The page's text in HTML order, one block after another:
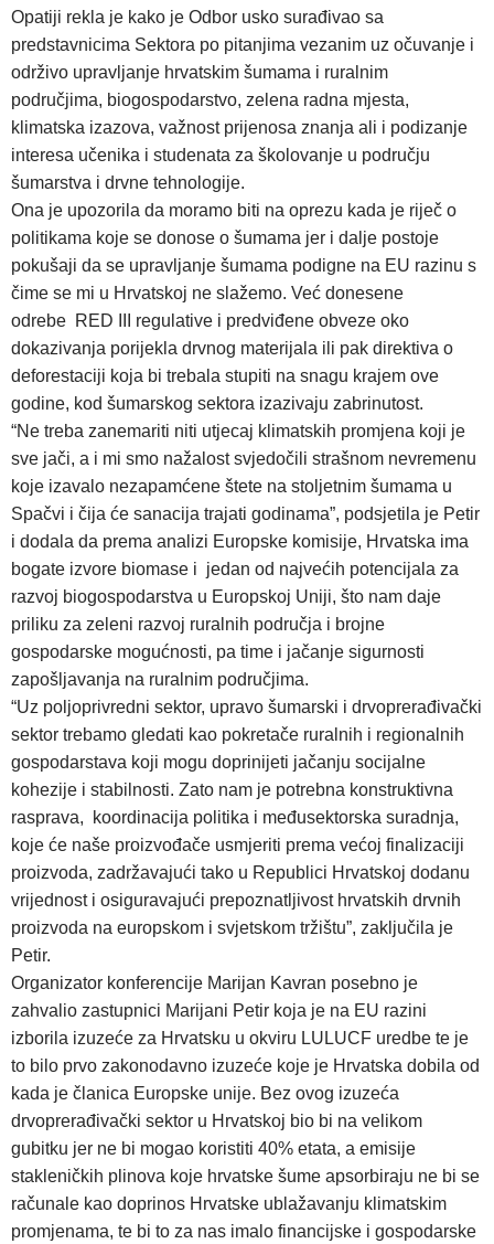
Opatiji rekla je kako je Odbor usko surađivao sa
predstavnicima Sektora po pitanjima vezanim uz očuvanje i
održivo upravljanje hrvatskim šumama i ruralnim
područjima, biogospodarstvo, zelena radna mjesta,
klimatska izazova, važnost prijenosa znanja ali i podizanje
interesa učenika i studenata za školovanje u području
šumarstva i drvne tehnologije.
Ona je upozorila da moramo biti na oprezu kada je riječ o
politikama koje se donose o šumama jer i dalje postoje
pokušaji da se upravljanje šumama podigne na EU razinu s
čime se mi u Hrvatskoj ne slažemo. Već donesene
odrebe RED III regulative i predviđene obveze oko
dokazivanja porijekla drvnog materijala ili pak direktiva o
deforestaciji koja bi trebala stupiti na snagu krajem ove
godine, kod šumarskog sektora izazivaju zabrinutost.
“Ne treba zanemariti niti utjecaj klimatskih promjena koji je
sve jači, a i mi smo nažalost svjedočili strašnom nevremenu
koje izavalo nezapamćene štete na stoljetnim šumama u
Spačvi i čija će sanacija trajati godinama”, podsjetila je Petir
i dodala da prema analizi Europske komisije, Hrvatska ima
bogate izvore biomase i jedan od najvećih potencijala za
razvoj biogospodarstva u Europskoj Uniji, što nam daje
priliku za zeleni razvoj ruralnih područja i brojne
gospodarske mogućnosti, pa time i jačanje sigurnosti
zapošljavanja na ruralnim područjima.
“Uz poljoprivredni sektor, upravo šumarski i drvoprerađivački
sektor trebamo gledati kao pokretače ruralnih i regionalnih
gospodarstava koji mogu doprinijeti jačanju socijalne
kohezije i stabilnosti. Zato nam je potrebna konstruktivna
rasprava, koordinacija politika i međusektorska suradnja,
koje će naše proizvođače usmjeriti prema većoj finalizaciji
proizvoda, zadržavajući tako u Republici Hrvatskoj dodanu
vrijednost i osiguravajući prepoznatljivost hrvatskih drvnih
proizvoda na europskom i svjetskom tržištu”, zaključila je
Petir.
Organizator konferencije Marijan Kavran posebno je
zahvalio zastupnici Marijani Petir koja je na EU razini
izborila izuzeće za Hrvatsku u okviru LULUCF uredbe te je
to bilo prvo zakonodavno izuzeće koje je Hrvatska dobila od
kada je članica Europske unije. Bez ovog izuzeća
drvoprerađivački sektor u Hrvatskoj bio bi na velikom
gubitku jer ne bi mogao koristiti 40% etata, a emisije
stakleničkih plinova koje hrvatske šume apsorbiraju ne bi se
računale kao doprinos Hrvatske ublažavanju klimatskim
promjenama, te bi to za nas imalo financijske i gospodarske